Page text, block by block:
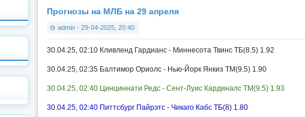
Прогнозы на МЛБ на 29 апреля
admin - 29-04-2025, 20:40
30.04.25, 02:10 Кливленд Гардианс - Миннесота Твинс ТБ(8.5) 1.92
30.04.25, 02:35 Балтимор Ориолс - Нью-Йорк Янкиз ТМ(9.5) 1.90
30.04.25, 02:40 Цинциннати Редс - Сент-Луис Кардиналс ТМ(9.5) 1.93
30.04.25, 02:40 Питтсбург Пайрэтс - Чикаго Кабс ТБ(8) 1.80